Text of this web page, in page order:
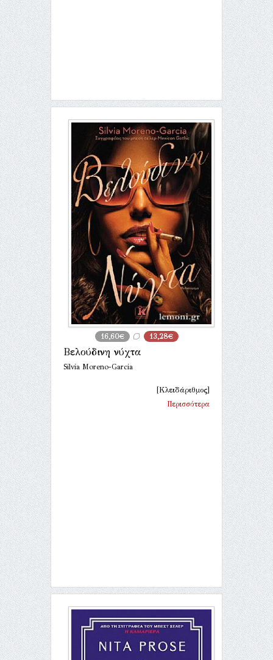
16,60€ 13,28€
Βελούδινη νύχτα
Silvia Moreno-Garcia
[Κλειδάριθμος]
Περισσότερα